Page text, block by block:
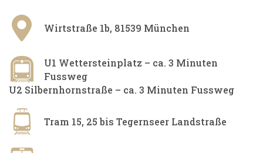
Wirtstraße 1b, 81539 München​
U1 Wettersteinplatz – ca. 3 Minuten
Fussweg
U2 Silbernhornstraße – ca. 3 Minuten Fussweg
Tram 15, 25 bis Tegernseer Landstraße